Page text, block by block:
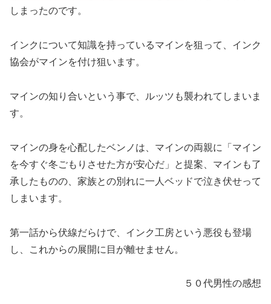
しまったのです。
インクについて知識を持っているマインを狙って、インク
協会がマインを付け狙います。
マインの知り合いという事で、ルッツも襲われてしまいま
す。
マインの身を心配したベンノは、マインの両親に「マイン
を今すぐ冬ごもりさせた方が安心だ」と提案、マインも了
承したものの、家族との別れに一人ベッドで泣き伏せって
しまいます。
第一話から伏線だらけで、インク工房という悪役も登場
し、これからの展開に目が離せません。
５０代男性の感想